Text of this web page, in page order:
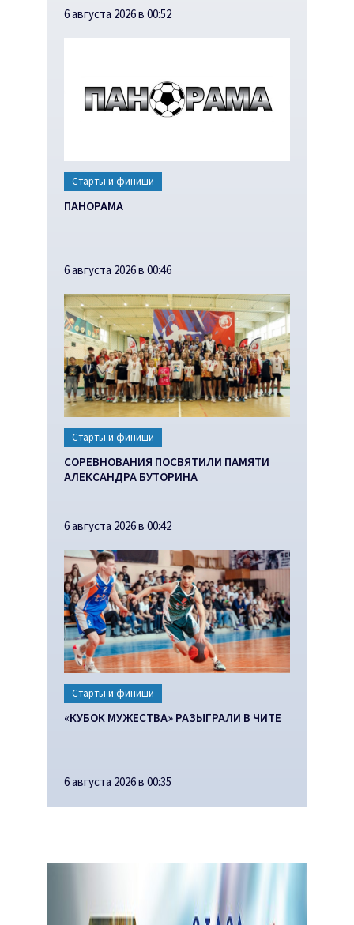
6 августа 2026 в 00:52
Старты и финиши
ПАНОРАМА
6 августа 2026 в 00:46
Старты и финиши
СОРЕВНОВАНИЯ ПОСВЯТИЛИ ПАМЯТИ
АЛЕКСАНДРА БУТОРИНА
6 августа 2026 в 00:42
Старты и финиши
«КУБОК МУЖЕСТВА» РАЗЫГРАЛИ В ЧИТЕ
6 августа 2026 в 00:35